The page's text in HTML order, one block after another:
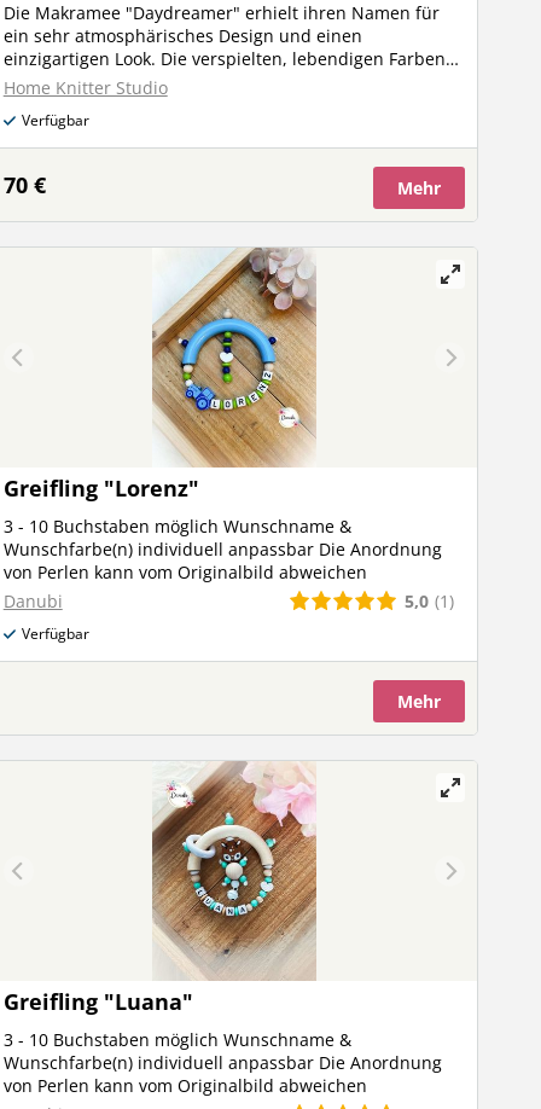
Die Makramee "Daydreamer" erhielt ihren Namen für
ein sehr atmosphärisches Design und einen
einzigartigen Look. Die verspielten, lebendigen Farben
und interessanten Formen bilden ein sehr
atmosphärisches Kunstwerk, das perfekt in ein
modernes Design passt. Das subtile Gesicht, das auf
den Wandteppich gestickt ist, trägt zur einzigartigen
Persönlichkeit des Wandteppichs bei. Maße:
"Daydreamer" ist 30 cm breit und ca. 60 cm lang
(einschließlich der Aufhängeschnur). Gewicht: Der
Wandteppich wiegt ca. 568 g. Materialien: 100%
recycelte Baumwolle, Holz.
Home Knitter Studio
Verfügbar
70 € Mehr
Greifling "Lorenz"
3 - 10 Buchstaben möglich Wunschname &
Wunschfarbe(n) individuell anpassbar Die Anordnung
von Perlen kann vom Originalbild abweichen
Danubi
5,0 (1)
Verfügbar
Mehr
Greifling "Luana"
3 - 10 Buchstaben möglich Wunschname &
Wunschfarbe(n) individuell anpassbar Die Anordnung
von Perlen kann vom Originalbild abweichen